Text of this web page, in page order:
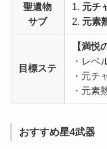
聖遺物
サブ
1. 元チ
2. 元素
目標ステ
【満悦
・レベ
・元チ
・元素
おすすめ星4武器